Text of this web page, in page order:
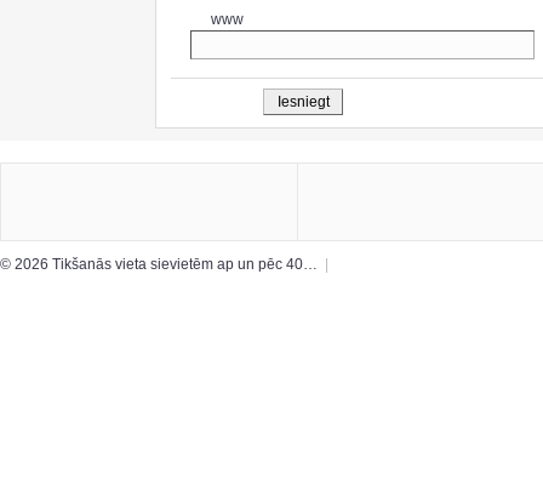
www
© 2026 Tikšanās vieta sievietēm ap un pēc 40… |